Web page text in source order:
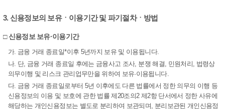
3. 신용정보의 보유ㆍ이용기간 및 파기절차ㆍ방법
□ 신용정보 보유·이용기간
가. 금융 거래 종료일*이후 5년까지 보유 및 이용됩니다.
나. 단, 금융 거래 종료일 후에는 금융사고 조사, 분쟁 해결, 민원처리, 법령상
의무이행 및 리스크 관리업무만을 위하여 보유·이용됩니다.
다. 금융 거래 종료일로부터 5년 이후에도 다른 법률에서 정한 의무의 이행 등
신용정보의 이용 및 보호에 관한 법률 제20조의2 제2항 단서에서 정한 사유에
해당하는 개인신용정보는 별도로 분리하여 보관되며, 분리보관된 개인신용정